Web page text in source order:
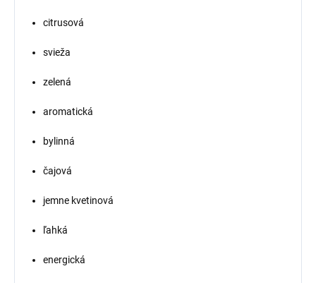
citrusová
svieža
zelená
aromatická
bylinná
čajová
jemne kvetinová
ľahká
energická